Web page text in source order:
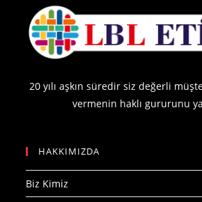
20 yılı aşkın süredir siz değerli
vermenin haklı gururunu
HAKKIMIZDA
Biz Kimiz